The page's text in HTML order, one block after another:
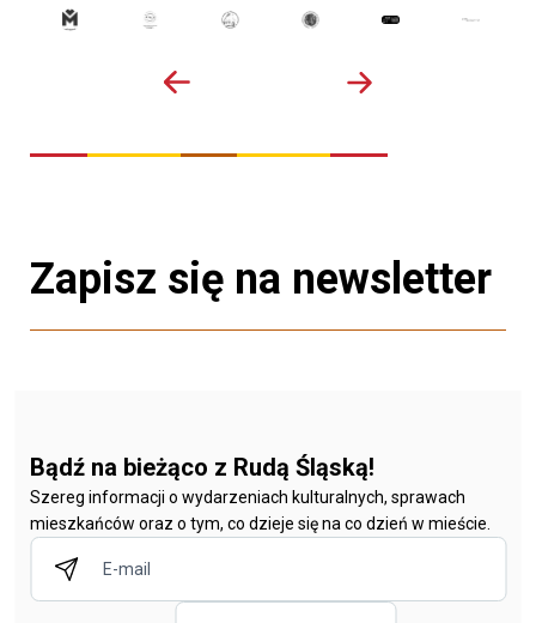
Zapisz się na newsletter
Bądź na bieżąco z Rudą Śląską!
Szereg informacji o wydarzeniach kulturalnych, sprawach
mieszkańców oraz o tym, co dzieje się na co dzień w mieście.